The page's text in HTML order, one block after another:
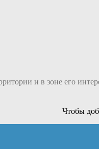
и в зоне его
Чтобы